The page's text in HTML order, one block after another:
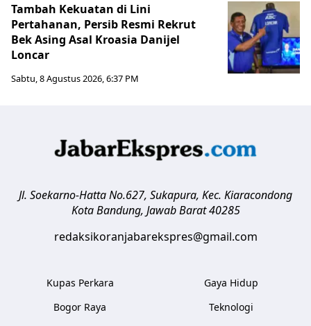
Tambah Kekuatan di Lini
Pertahanan, Persib Resmi Rekrut
Bek Asing Asal Kroasia Danijel
Loncar
Sabtu, 8 Agustus 2026, 6:37 PM
Jl. Soekarno-Hatta No.627, Sukapura, Kec. Kiaracondong
Kota Bandung, Jawab Barat 40285
redaksikoranjabarekspres@gmail.com
Kupas Perkara
Bogor Raya
Gaya Hidup
Teknologi